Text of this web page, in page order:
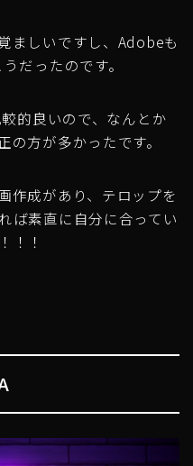
ましいですし、Adobeも
だったのです。
的良いので、なんとか
方が多かったです。
作成があり、テロップを
ば素直に自分に合ってい
！！